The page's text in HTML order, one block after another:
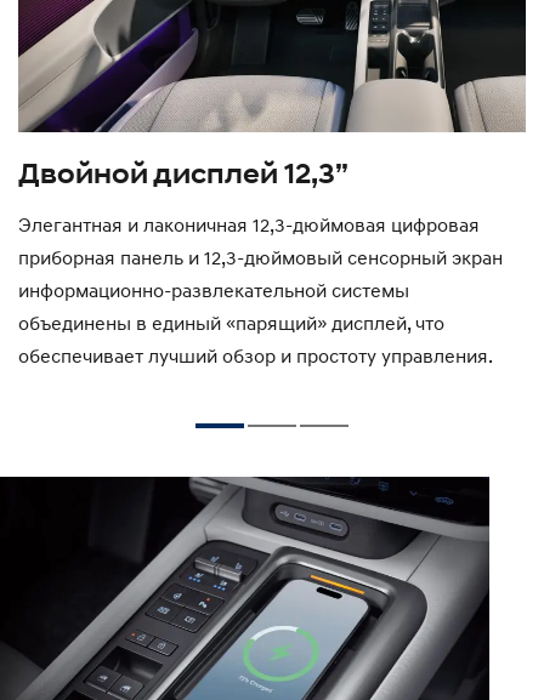
Двойной дисплей 12,3”
Элегантная и лаконичная 12,3-дюймовая цифровая
приборная панель и 12,3-дюймовый сенсорный экран
информационно-развлекательной системы
объединены в единый «парящий» дисплей, что
обеспечивает лучший обзор и простоту управления.